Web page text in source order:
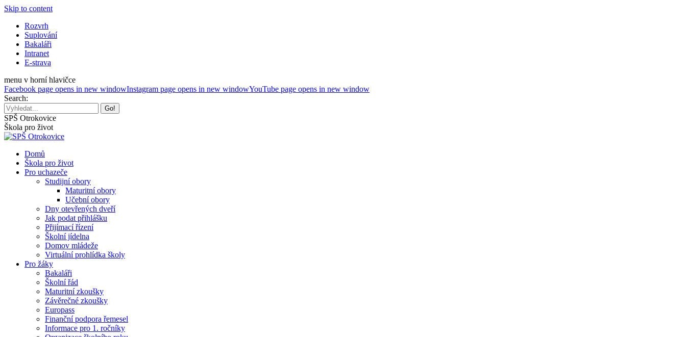
Skip to content
Rozvrh
Suplování
Bakaláři
Intranet
E-strava
menu v horní hlavičce
Facebook page opens in new windowInstagram page opens in new windowYouTube page opens in new window
Search:
SPŠ Otrokovice
Škola pro život
Domů
Škola pro život
Pro uchazeče
Studijní obory
Maturitní obory
Učební obory
Dny otevřených dveří
Jak podat přihlášku
Přijímací řízení
Školní jídelna
Domov mládeže
Virtuální prohlídka školy
Pro žáky
Bakaláři
Školní řád
Maturitní zkoušky
Závěrečné zkoušky
Europass
Finanční podpora řemesel
Informace pro 1. ročníky